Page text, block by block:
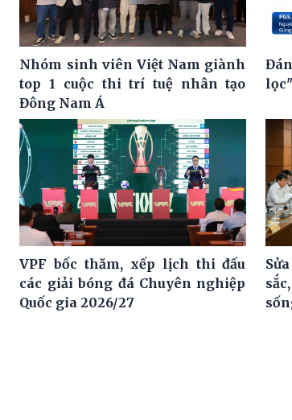
Nhóm sinh viên Việt Nam giành
top 1 cuộc thi trí tuệ nhân tạo
Đông Nam Á
VPF bốc thăm, xếp lịch thi đấu
các giải bóng đá Chuyên nghiệp
Quốc gia 2026/27